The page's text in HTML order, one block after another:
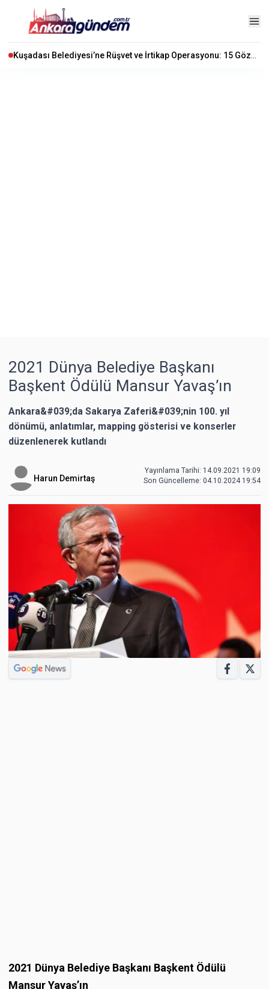
2021 Dünya Belediye Başkanı
Başkent Ödülü Mansur Yavaş’ın
Ankara&#039;da Sakarya Zaferi&#039;nin 100. yıl
dönümü, anlatımlar, mapping gösterisi ve konserler
düzenlenerek kutlandı
Harun Demirtaş
Yayınlama Tarihi: 14.09.2021 19:09
Son Güncelleme: 04.10.2024 19:54
2021 Dünya Belediye Başkanı Başkent Ödülü
Mansur Yavaş’ın